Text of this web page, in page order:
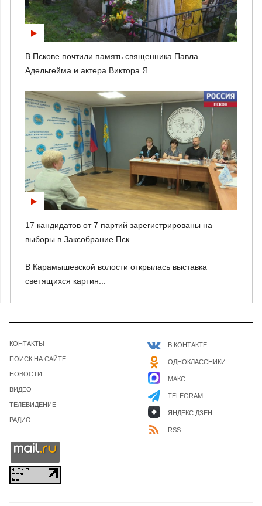
В Пскове почтили память священника Павла
Адельгейма и актера Виктора Я...
17 кандидатов от 7 партий зарегистрированы на
выборы в Заксобрание Пск...
В Карамышевской волости открылась выставка
светящихся картин...
КОНТАКТЫ
ПОИСК НА САЙТЕ
НОВОСТИ
ВИДЕО
ТЕЛЕВИДЕНИЕ
РАДИО
В КОНТАКТЕ
ОДНОКЛАССНИКИ
МАКС
TELEGRAM
ЯНДЕКС ДЗЕН
RSS